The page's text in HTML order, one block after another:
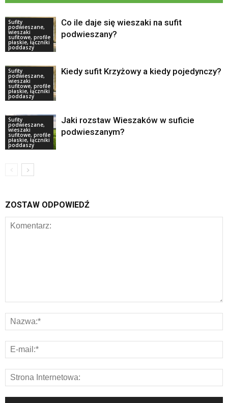
Sufity
podwieszane,
wieszaki
sufitowe, profile
płaskie, łączniki
poddaszy
Co ile daje się wieszaki na sufit
podwieszany?
Sufity
podwieszane,
wieszaki
sufitowe, profile
płaskie, łączniki
poddaszy
Kiedy sufit Krzyżowy a kiedy pojedynczy?
Sufity
podwieszane,
wieszaki
sufitowe, profile
płaskie, łączniki
poddaszy
Jaki rozstaw Wieszaków w suficie
podwieszanym?
ZOSTAW ODPOWIEDŹ